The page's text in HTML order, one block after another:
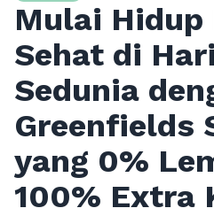
Mulai Hidup
Sehat di
Sedunia
Greenfields
yang 0%
100% Extra